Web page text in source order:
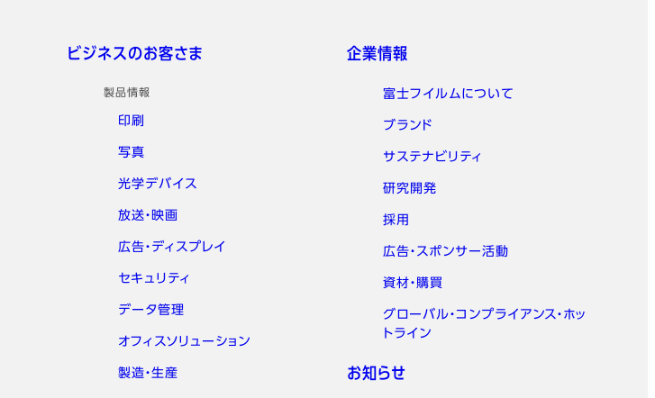
ビジネスのお客さま
製品情報
印刷
写真
光学デバイス
放送・映画
広告・ディスプレイ
セキュリティ
データ管理
オフィスソリューション
製造・生産
企業情報
富士フイルムについて
ブランド
サステナビリティ
研究開発
採用
広告・スポンサー活動
資材・購買
グローバル・コンプライアンス・ホッ
トライン
お知らせ